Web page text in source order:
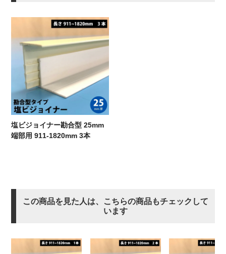
塩ビジョイナー勘合型 25mm
端部用 911-1820mm 3本
この商品を見た人は、こちらの商品もチェックして
います